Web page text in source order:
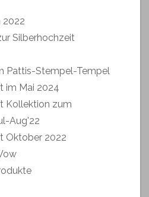
2022
Silberhochzeit
Pattis-Stempel-Tempel
im Mai 2024
Kollektion zum
Aug'22
Oktober 2022